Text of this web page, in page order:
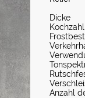
Dicke
Kochzahl
Anzahl